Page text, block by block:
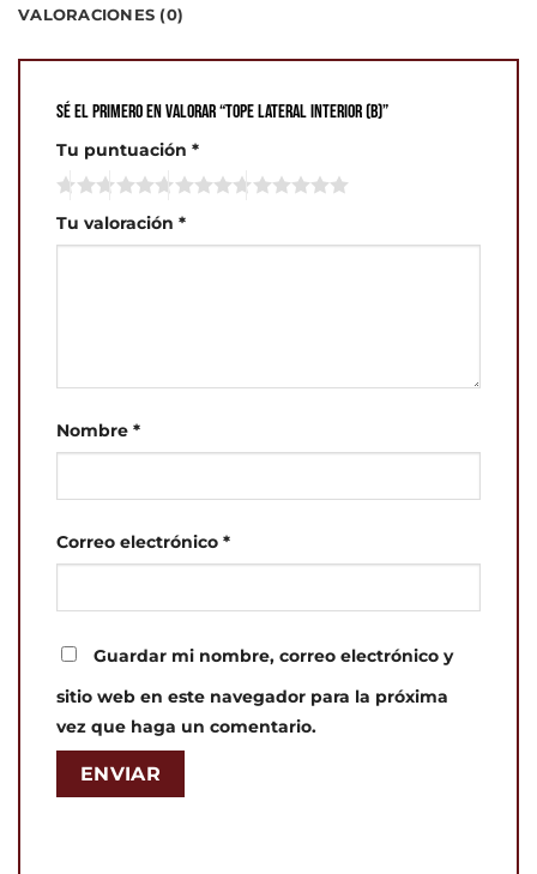
VALORACIONES (0)
Sé el primero en valorar “Tope Lateral Interior (B)”
Tu puntuación *
Tu valoración *
Nombre *
Correo electrónico *
Guardar mi nombre, correo electrónico y
sitio web en este navegador para la próxima
vez que haga un comentario.